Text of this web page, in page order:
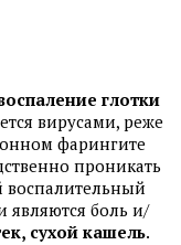
глотки
вирусами, реже
фарингите
проникать
воспалительный
являются боль и/
сухой кашель.